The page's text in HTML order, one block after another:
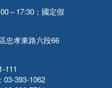
～17:30；國定假
忠孝東路六段66
111
03-393-1062